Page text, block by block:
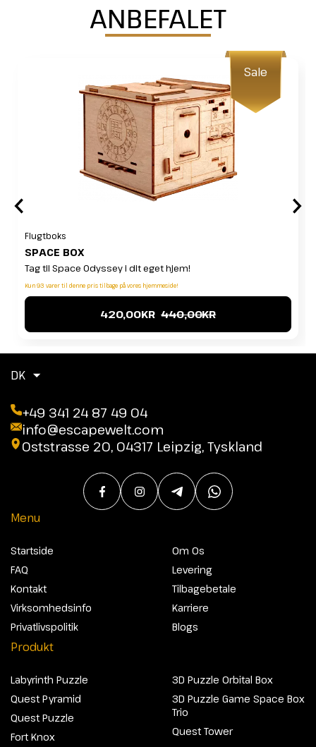
ANBEFALET
Sale
Flugtboks
SPACE BOX
Tag til Space Odyssey i dit eget hjem!
Kun 93 varer til denne pris tilbage på vores hjemmeside!
420,00KR 440,00KR
DK
+49 341 24 87 49 04
info@escapewelt.com
Oststrasse 20, 04317 Leipzig, Tyskland
Menu
Startside
FAQ
Kontakt
Virksomhedsinfo
Privatlivspolitik
Om Os
Levering
Tilbagebetale
Karriere
Blogs
Produkt
Labyrinth Puzzle
Quest Pyramid
Quest Puzzle
Fort Knox
3D Puzzle Orbital Box
3D Puzzle Game Space Box
Trio
Quest Tower